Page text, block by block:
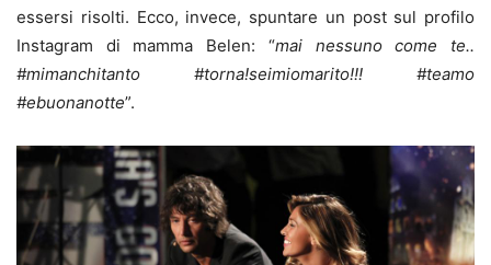
essersi risolti. Ecco, invece, spuntare un post sul profilo
Instagram di mamma Belen: “mai nessuno come te..
#mimanchitanto #torna!seimiomarito!!! #teamo
#ebuonanotte”.